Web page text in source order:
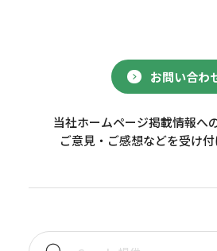
お問い合わ
当社ホームページ掲載情報へ
ご意見・ご感想などを受け付